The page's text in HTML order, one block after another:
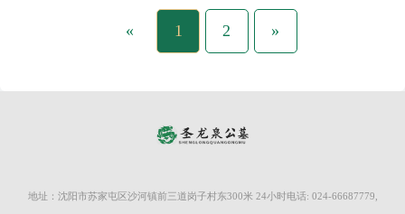
族根基稳固、福泽绵延；前拥沁心湖与3800㎡放生池，活
水潺潺、澄澈见底，构成开阔明朗的明堂之景，象征子孙
后代顺遂安康、生生不息；左右两侧缓坡蜿蜒起伏，呈青
« 1 2 »
地址：沈阳市苏家屯区沙河镇前三道岗子村东300米 24小时电话: 024-66687779,